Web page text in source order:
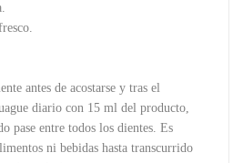
antes de acostarse y tras el
diario con 15 ml del producto,
pase entre todos los dientes. Es
ni bebidas hasta transcurrido